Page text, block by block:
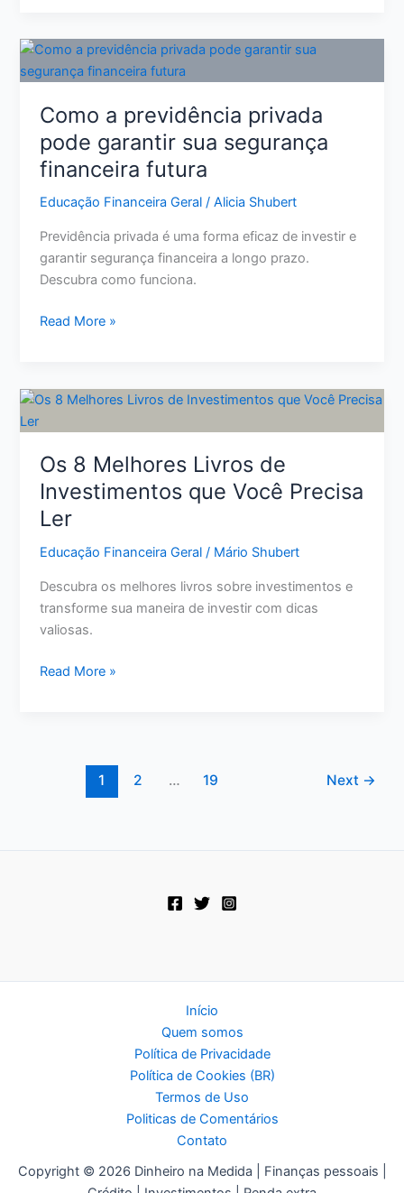
de
Crédito:
11
Reais
para
Melhorar
Pontuação
Como a previdência privada
pode garantir sua segurança
financeira futura
Educação Financeira Geral /Alicia Shubert
Previdência privada é uma forma eficaz de investir e
garantir segurança financeira a longo prazo.
Descubra como funciona.
Como
privada
pode
garantir
segurança
financeira
futura
Read More »
Os 8 Melhores Livros de
Investimentos que Você Precisa
Ler
Educação Financeira Geral / Mário Shubert
Descubra os melhores livros sobre investimentos e
transforme sua maneira de investir com dicas
valiosas.
Os
Investimentos
Read More »
1 2 … 19 Next →
Início
Quem somos
Política de Privacidade
Política de Cookies (BR)
Termos de Uso
Politicas de Comentários
Contato
Copyright © 2026 Dinheiro na Medida | Finanças pessoais |